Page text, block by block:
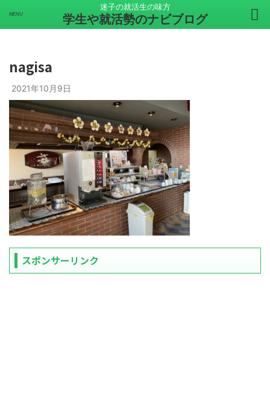
迷子の就活生の味方
学生や就活勢のナビブログ
nagisa
2021年10月9日
スポンサーリンク